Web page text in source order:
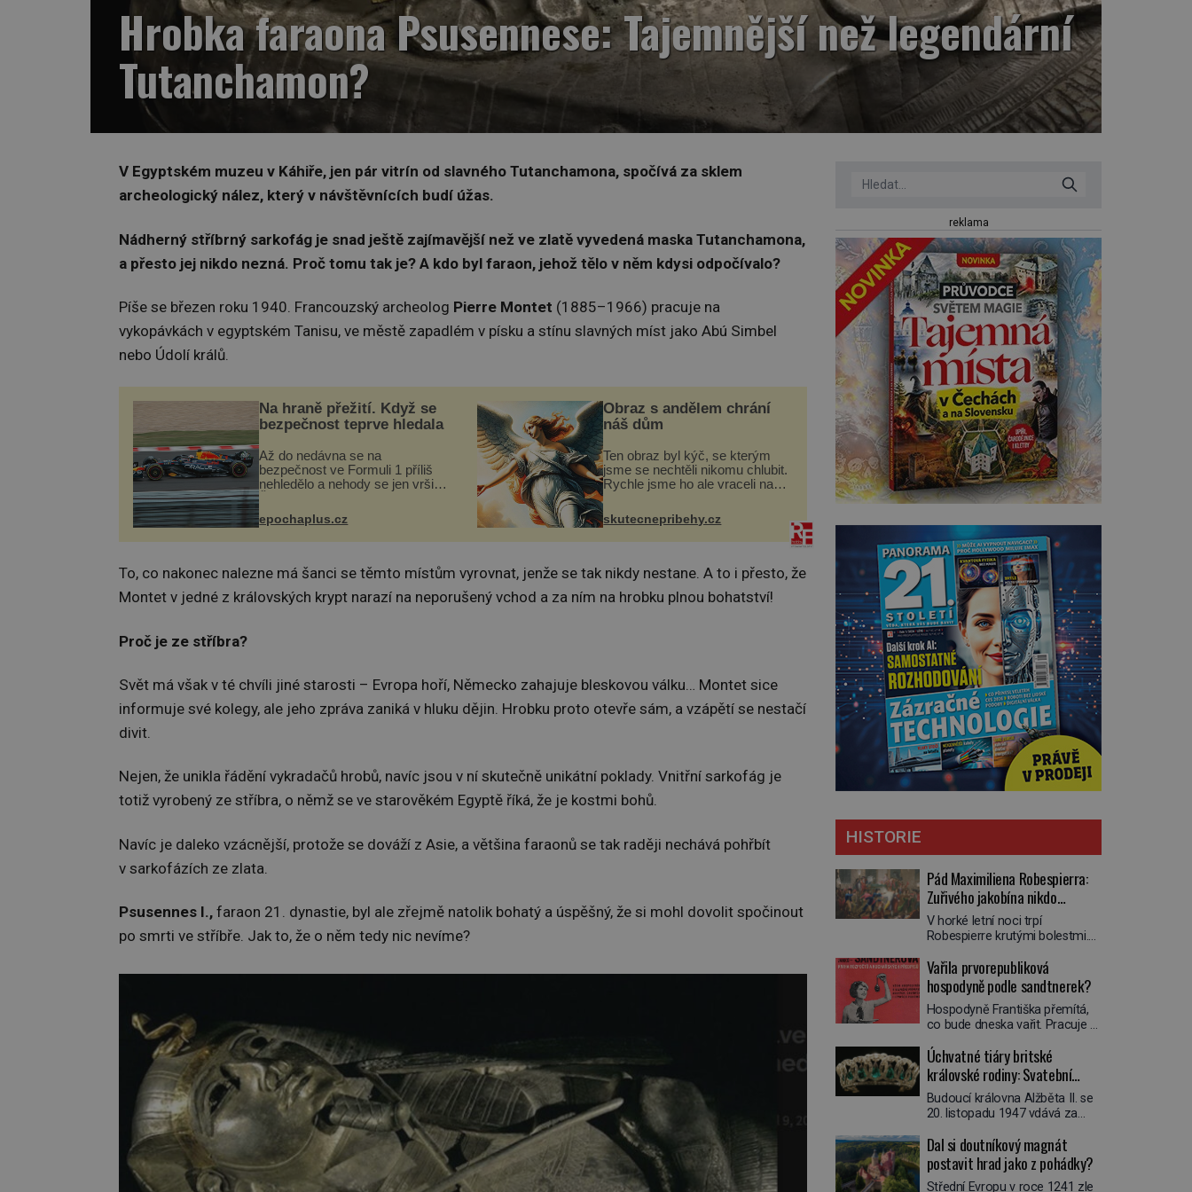
Hrobka faraona Psusennese: Tajemnější než legendární
Tutanchamon?
V Egyptském muzeu v Káhiře, jen pár vitrín od slavného Tutanchamona, spočívá za sklem
archeologický nález, který v návštěvnících budí úžas.
Nádherný stříbrný sarkofág je snad ještě zajímavější než ve zlatě vyvedená maska Tutanchamona,
a přesto jej nikdo nezná. Proč tomu tak je? A kdo byl faraon, jehož tělo v něm kdysi odpočívalo?
Píše se březen roku 1940. Francouzský archeolog Pierre Montet (1885–1966) pracuje na
vykopávkách v egyptském Tanisu, ve městě zapadlém v písku a stínu slavných míst jako Abú Simbel
nebo Údolí králů.
Na hraně přežití. Když se
bezpečnost teprve hledala
Až do nedávna se na
bezpečnost ve Formuli 1 příliš
nehledělo a nehody se jen vršily.
kůži, často s trvalými následky
nebo bohužel i ztrátou života.
Dnes nepochopiteln...
epochaplus.cz
Obraz s andělem chrání
náš dům
Ten obraz byl kýč, se kterým
jsme se nechtěli nikomu chlubit.
Rychle jsme ho ale vraceli na
Vaškem jsme si pořídili
chaloupku, takový domek na
severu Čech, kde jsme si
skutecnepribehy.cz
To, co nakonec nalezne má šanci se těmto místům vyrovnat, jenže se tak nikdy nestane. A to i přesto, že
Montet v jedné z královských krypt narazí na neporušený vchod a za ním na hrobku plnou bohatství!
Proč je ze stříbra?
Svět má však v té chvíli jiné starosti – Evropa hoří, Německo zahajuje bleskovou válku… Montet sice
informuje své kolegy, ale jeho zpráva zaniká v hluku dějin. Hrobku proto otevře sám, a vzápětí se nestačí
divit.
Nejen, že unikla řádění vykradačů hrobů, navíc jsou v ní skutečně unikátní poklady. Vnitřní sarkofág je
totiž vyrobený ze stříbra, o němž se ve starověkém Egyptě říká, že je kostmi bohů.
Navíc je daleko vzácnější, protože se dováží z Asie, a většina faraonů se tak raději nechává pohřbít
v sarkofázích ze zlata.
Psusennes I., faraon 21. dynastie, byl ale zřejmě natolik bohatý a úspěšný, že si mohl dovolit spočinout
po smrti ve stříbře. Jak to, že o něm tedy nic nevíme?
reklama
HISTORIE
Pád Maximiliena Robespierra:
Zuřivého jakobína nikdo
nelitoval?
V horké letní noci trpí
Robespierre krutými bolestmi.
víří kolotoč myšlenek. Když se
probere z mdlob, vzpomene si
na jednu z pařížských
jasnovidek, kterou před lety
navštívil. Prorokovala mu
vysmál. „Robespierre to
dotáhne hodně daleko,“
prohlásil o něm jiný významný
francouzský revolucionář,
Honoré de Mirabeau […]
Vařila prvorepubliková
hospodyně podle sandtnerek?
Hospodyně Františka přemítá,
co bude dneska vařit. Pracuje v
mlsný jazýček. Zalistuje proto
rychle v jedné ze „sandtnerek“.
„Zaplaťpánbůh, že už
nemusíme chodit s lístky,“
povzdechne si směrem ke
ruce. Ještě v prvních letech
nové republiky fungoval kvůli
nedostatku zboží přídělový
Úchvatné tiáry britské
královské rodiny: Svatební
klenot Alžbětě II. praskl
Budoucí královna Alžběta II. se
20. listopadu 1947 vdává za
Mountbattena. Aby měla na
obřad ve Westminsteru podle
tradice „něco vypůjčeného“, její
Dal si doutníkový magnát
postavit hrad jako z pohádky?
Střední Evropu v roce 1241 zle